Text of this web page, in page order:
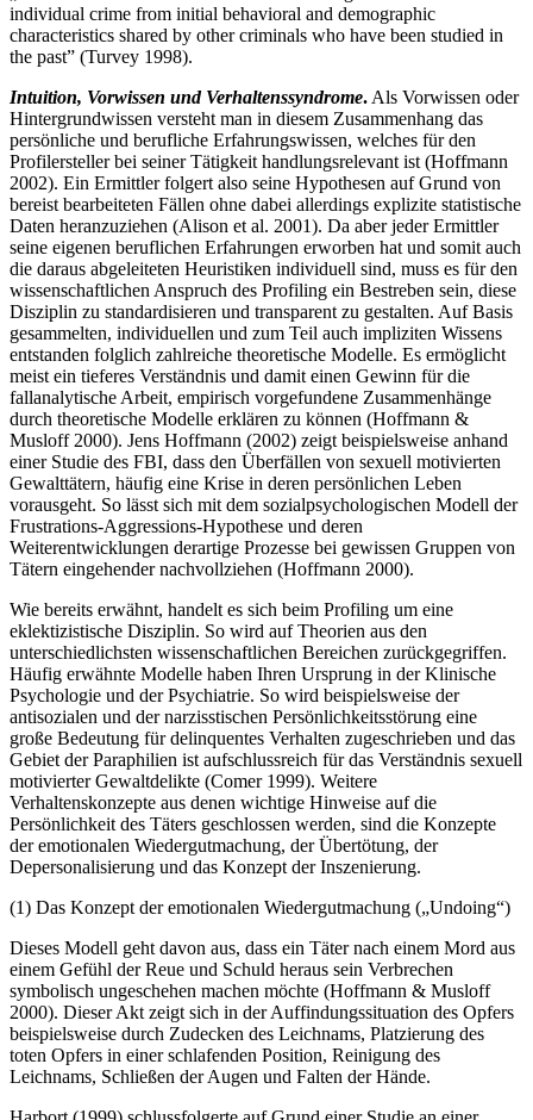
individual crime from initial behavioral and demographic
characteristics shared by other criminals who have been studied in
the past” (Turvey 1998).
Intuition, Vorwissen und Verhaltenssyndrome. Als Vorwissen oder
Hintergrundwissen versteht man in diesem Zusammenhang das
persönliche und berufliche Erfahrungswissen, welches für den
Profilersteller bei seiner Tätigkeit handlungsrelevant ist (Hoffmann
2002). Ein Ermittler folgert also seine Hypothesen auf Grund von
bereist bearbeiteten Fällen ohne dabei allerdings explizite statistische
Daten heranzuziehen (Alison et al. 2001). Da aber jeder Ermittler
seine eigenen beruflichen Erfahrungen erworben hat und somit auch
die daraus abgeleiteten Heuristiken individuell sind, muss es für den
wissenschaftlichen Anspruch des Profiling ein Bestreben sein, diese
Disziplin zu standardisieren und transparent zu gestalten. Auf Basis
gesammelten, individuellen und zum Teil auch impliziten Wissens
entstanden folglich zahlreiche theoretische Modelle. Es ermöglicht
meist ein tieferes Verständnis und damit einen Gewinn für die
fallanalytische Arbeit, empirisch vorgefundene Zusammenhänge
durch theoretische Modelle erklären zu können (Hoffmann &
Musloff 2000). Jens Hoffmann (2002) zeigt beispielsweise anhand
einer Studie des FBI, dass den Überfällen von sexuell motivierten
Gewalttätern, häufig eine Krise in deren persönlichen Leben
vorausgeht. So lässt sich mit dem sozialpsychologischen Modell der
Frustrations-Aggressions-Hypothese und deren
Weiterentwicklungen derartige Prozesse bei gewissen Gruppen von
Tätern eingehender nachvollziehen (Hoffmann 2000).
Wie bereits erwähnt, handelt es sich beim Profiling um eine
eklektizistische Disziplin. So wird auf Theorien aus den
unterschiedlichsten wissenschaftlichen Bereichen zurückgegriffen.
Häufig erwähnte Modelle haben Ihren Ursprung in der Klinische
Psychologie und der Psychiatrie. So wird beispielsweise der
antisozialen und der narzisstischen Persönlichkeitsstörung eine
große Bedeutung für delinquentes Verhalten zugeschrieben und das
Gebiet der Paraphilien ist aufschlussreich für das Verständnis sexuell
motivierter Gewaltdelikte (Comer 1999). Weitere
Verhaltenskonzepte aus denen wichtige Hinweise auf die
Persönlichkeit des Täters geschlossen werden, sind die Konzepte
der emotionalen Wiedergutmachung, der Übertötung, der
Depersonalisierung und das Konzept der Inszenierung.
(1) Das Konzept der emotionalen Wiedergutmachung („Undoing“)
Dieses Modell geht davon aus, dass ein Täter nach einem Mord aus
einem Gefühl der Reue und Schuld heraus sein Verbrechen
symbolisch ungeschehen machen möchte (Hoffmann & Musloff
2000). Dieser Akt zeigt sich in der Auffindungssituation des Opfers
beispielsweise durch Zudecken des Leichnams, Platzierung des
toten Opfers in einer schlafenden Position, Reinigung des
Leichnams, Schließen der Augen und Falten der Hände.